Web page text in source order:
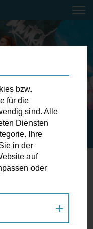
und
ASPERN
ZUM DIALOG
bzw.
für die
sind. Alle
Diensten
Ihre
in der
auf
oder